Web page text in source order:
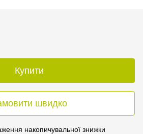
Купити
швидко
накопичувальної знижки